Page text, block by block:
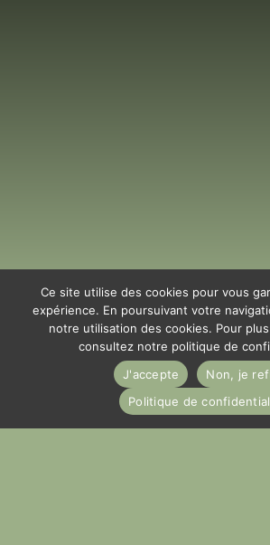
Ce site utilise des cookies pour vous
expérience. En poursuivant votre
notre utilisation des cookies. Pour plus
consultez notre politique de
J'accepte
Non, je
Politique de